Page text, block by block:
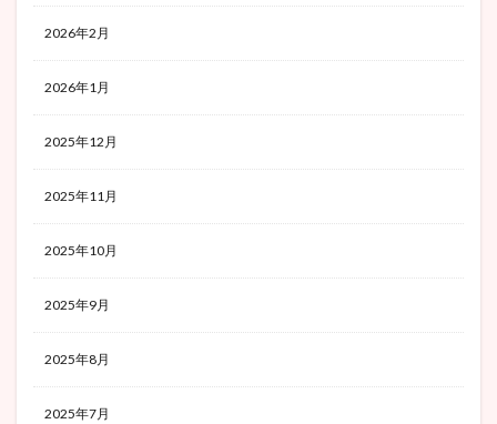
2026年2月
2026年1月
2025年12月
2025年11月
2025年10月
2025年9月
2025年8月
2025年7月